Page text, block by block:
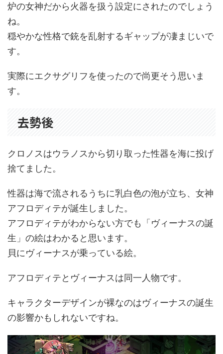
炉の女神だから火器を扱う設定にされたのでしょう
ね。
穏やかな性格で銃を乱射するギャップが凄まじいで
す。
実際にエクサグリフを使ったので尚更そう思いま
す。
去勢後
クロノスはウラノスから切り取った性器を海に投げ
捨てました。
性器は海で流されるうちに乳白色の泡が立ち、女神
アフロディテが誕生しました。
アフロディテがわからない方でも「ヴィーナスの誕
生」の絵はわかると思います。
貝にヴィーナスが乗っている絵。
アフロディテとヴィーナスは同一人物です。
キャラクターデザインが裸なのはヴィーナスの誕生
の影響かもしれないですね。